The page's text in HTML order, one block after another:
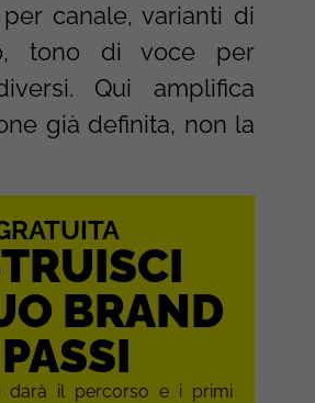
canale, varianti di
tono di voce per
Qui amplifica
già definita, non la
BRAND
darà il percorso e i primi